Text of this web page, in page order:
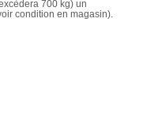
700 kg) un
condition en magasin).